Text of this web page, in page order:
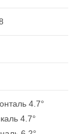
4.7°
4.7°